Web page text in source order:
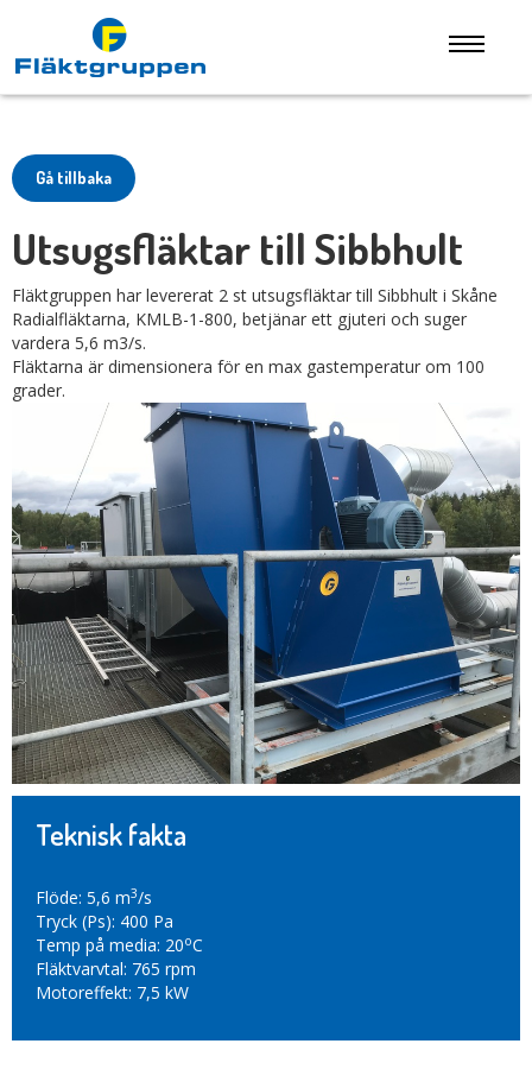
Gå tillbaka
Utsugsfläktar till Sibbhult
Fläktgruppen har levererat 2 st utsugsfläktar till Sibbhult i Skåne
Radialfläktarna, KMLB-1-800, betjänar ett gjuteri och suger
vardera 5,6 m3/s.
Fläktarna är dimensionera för en max gastemperatur om 100
grader.
Teknisk fakta
Flöde: 5,6 m3/s
Tryck (Ps): 400 Pa
Temp på media: 20oC
Fläktvarvtal: 765 rpm
Motoreffekt: 7,5 kW